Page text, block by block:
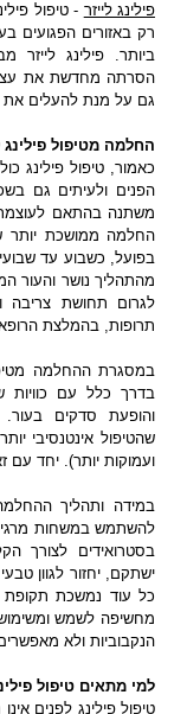
פילינג לייזר - טיפול
רק באזורים הפגועים
ביותר. פילינג
הסרתה מחדשת את עצמה
גם על מנת להעלים את
החלמה מטיפול פילינג
כאמור, טיפול פילינג
הפנים ולעיתים גם
משתנה בהתאם לעוצמת
החלמה ממושכת יותר
בפועל, כשבוע עד
מהתהליך נושר והעור
לגרום תחושת צריבה
תרופות, בהמלצת
במסגרת ההחלמה
בדרך כלל עם כוויות
והופעת סדקים בעור.
שהטיפול אינטנסיבי
ועמוקות יותר). יחד
במידה ותהליך
להשתמש במשחות
בסטרואידים לצורך
ישתקם, יחזור לגוון
כל עוד נמשכת תקופת
מחשיפה לשמש
הנקבוביות ולא
למי מתאים טיפול
טיפול פילינג לפנים